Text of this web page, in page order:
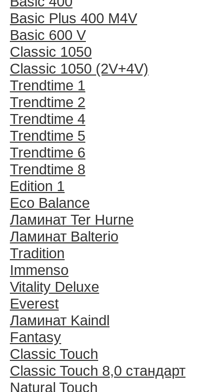
Basic Plus 400 M4V
Basic 600 V
Classic 1050
Classic 1050 (2V+4V)
Trendtime 1
Trendtime 2
Trendtime 4
Trendtime 5
Trendtime 6
Trendtime 8
Edition 1
Eco Balance
Ламинат Ter Hurne
Ламинат Balterio
Tradition
Immenso
Vitality Deluxe
Everest
Ламинат Kaindl
Fantasy
Classic Touch
Classic Touch 8,0 стандарт
Natural Touch